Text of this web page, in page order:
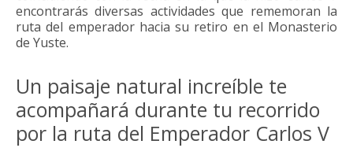
encontrarás diversas actividades que rememoran la
ruta del emperador hacia su retiro en el Monasterio
de Yuste.
Un paisaje natural increíble te
acompañará durante tu recorrido
por la ruta del Emperador Carlos V